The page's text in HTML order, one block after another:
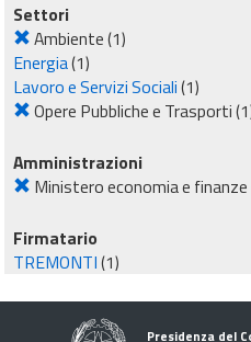
Settori
Ambiente(1)
Energia(1)
Lavoro e Servizi Sociali(1)
Opere Pubbliche e Trasporti
Amministrazioni
Ministero economia e finanze
Firmatario
TREMONTI(1)
Presidenza del